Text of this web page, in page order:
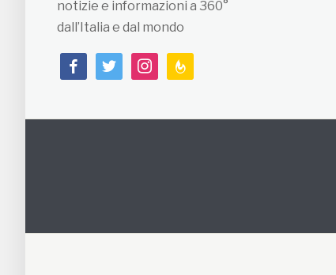
notizie e informazioni a 360°
dall’Italia e dal mondo
facebooktwitterinstagramfeedburner